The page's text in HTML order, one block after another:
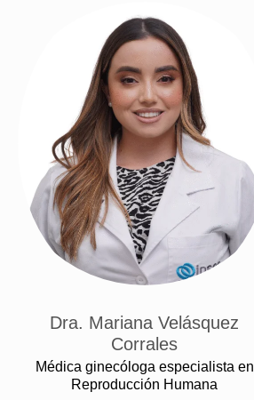
Dra. Mariana Velásquez
Corrales
Médica ginecóloga especialista en
Reproducción Humana